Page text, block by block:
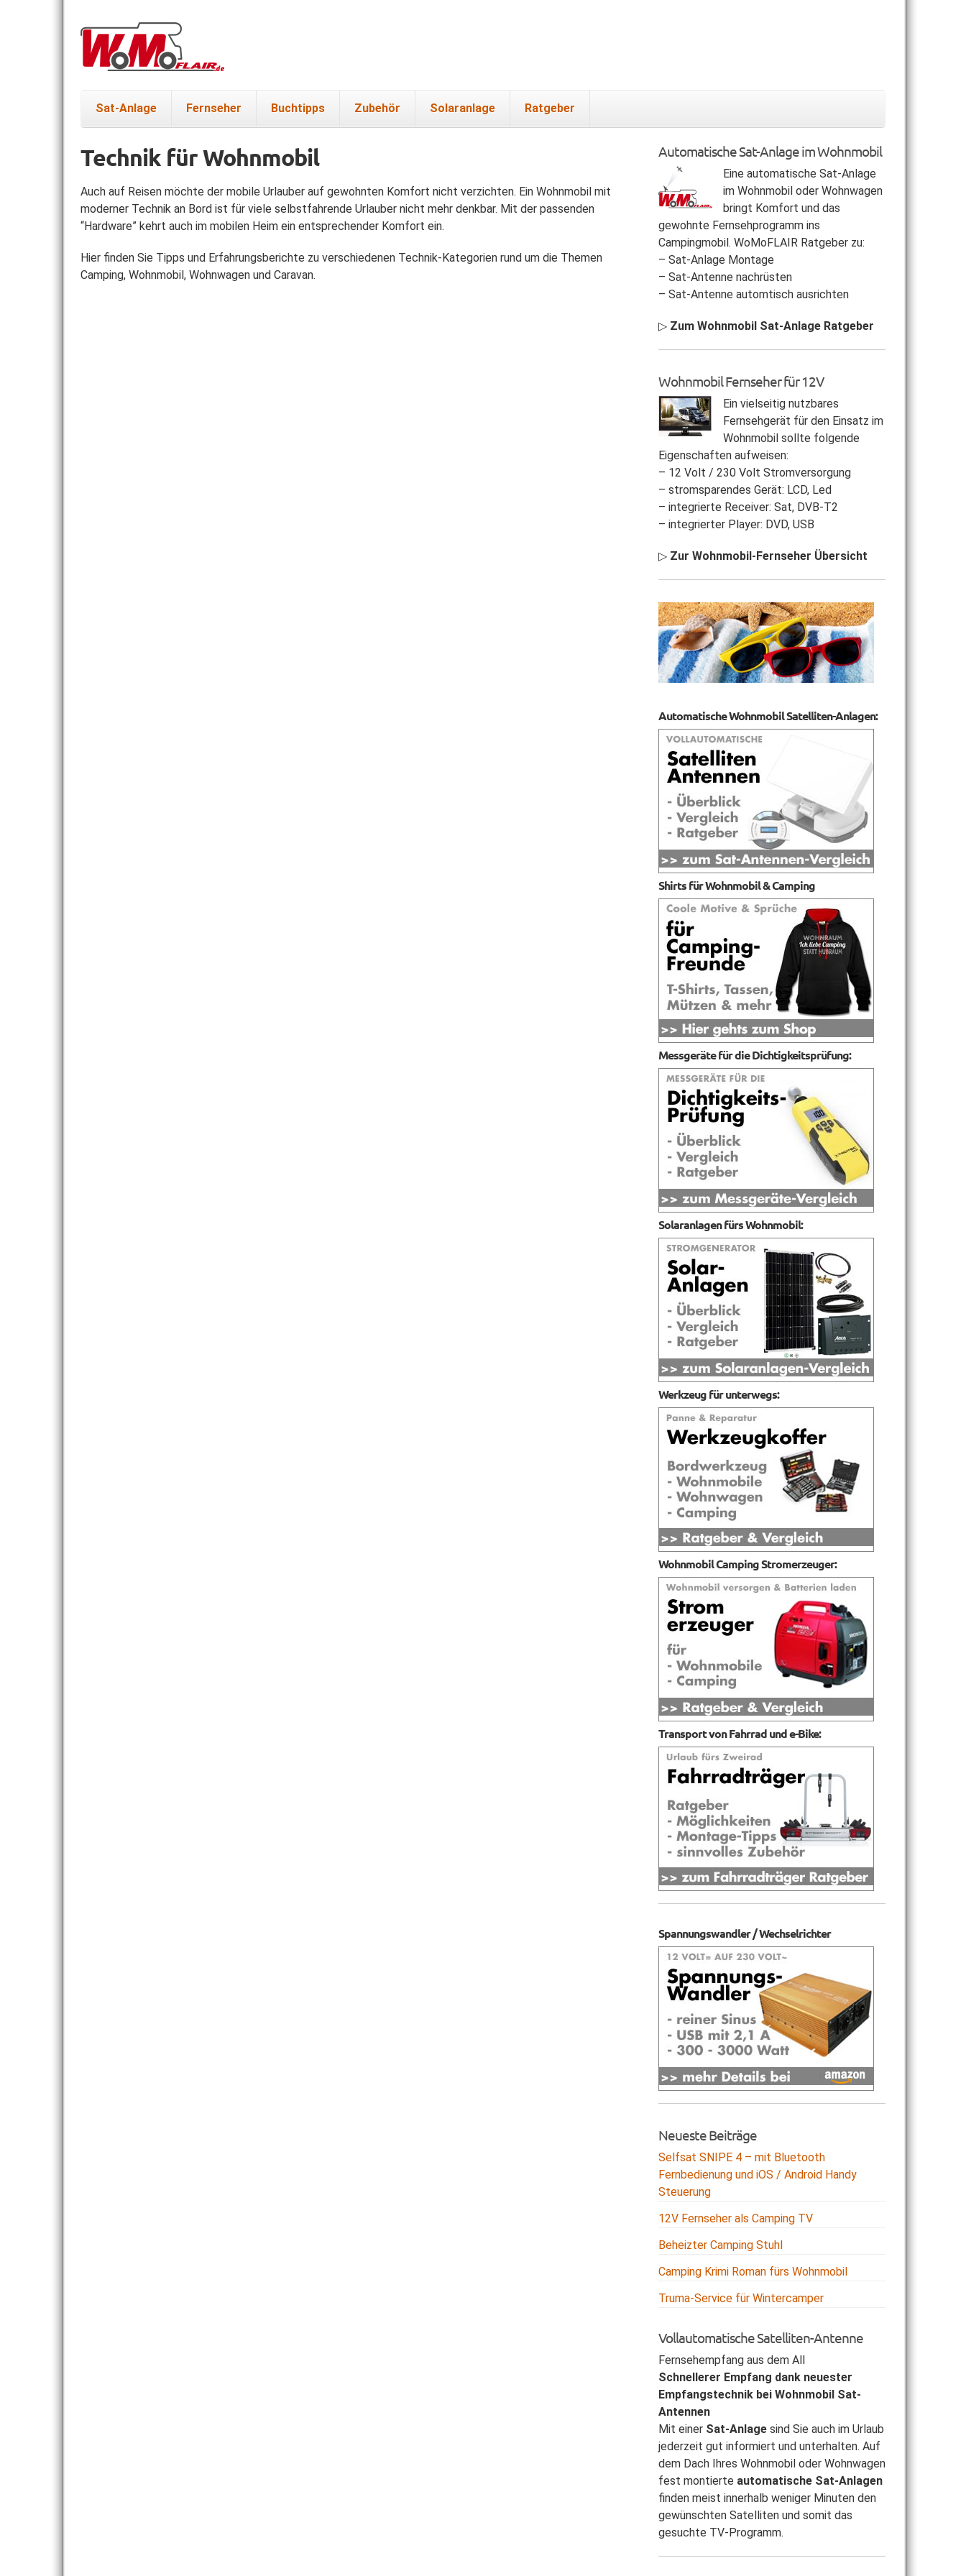
Sat-Anlage Fernseher Buchtipps Zubehör Solaranlage Ratgeber
Technik für Wohnmobil
Auch auf Reisen möchte der mobile Urlauber auf gewohnten Komfort nicht verzichten. Ein Wohnmobil mit
moderner Technik an Bord ist für viele selbstfahrende Urlauber nicht mehr denkbar. Mit der passenden
“Hardware” kehrt auch im mobilen Heim ein entsprechender Komfort ein.
Hier finden Sie Tipps und Erfahrungsberichte zu verschiedenen Technik-Kategorien rund um die Themen
Camping, Wohnmobil, Wohnwagen und Caravan.
Automatische Sat-Anlage im Wohnmobil
Eine automatische Sat-Anlage
im Wohnmobil oder Wohnwagen
bringt Komfort und das
gewohnte Fernsehprogramm ins
Campingmobil. WoMoFLAIR Ratgeber zu:
– Sat-Anlage Montage
– Sat-Antenne nachrüsten
– Sat-Antenne automtisch ausrichten
▷ Zum Wohnmobil Sat-Anlage Ratgeber
Wohnmobil Fernseher für 12V
Ein vielseitig nutzbares
Fernsehgerät für den Einsatz im
Wohnmobil sollte folgende
Eigenschaften aufweisen:
– 12 Volt / 230 Volt Stromversorgung
– stromsparendes Gerät: LCD, Led
– integrierte Receiver: Sat, DVB-T2
– integrierter Player: DVD, USB
▷ Zur Wohnmobil-Fernseher Übersicht
Automatische Wohnmobil Satelliten-Anlagen:
Shirts für Wohnmobil & Camping
Messgeräte für die Dichtigkeitsprüfung:
Solaranlagen fürs Wohnmobil:
Werkzeug für unterwegs:
Wohnmobil Camping Stromerzeuger:
Transport von Fahrrad und e-Bike:
Spannungswandler / Wechselrichter
Neueste Beiträge
Selfsat SNIPE 4 – mit Bluetooth
Fernbedienung und iOS / Android Handy
Steuerung
12V Fernseher als Camping TV
Beheizter Camping Stuhl
Camping Krimi Roman fürs Wohnmobil
Truma-Service für Wintercamper
Vollautomatische Satelliten-Antenne
Fernsehempfang aus dem All
Schnellerer Empfang dank neuester
Empfangstechnik bei Wohnmobil Sat-
Antennen
Mit einer Sat-Anlagesind Sie auch im Urlaub
jederzeit gut informiert und unterhalten. Auf
dem Dach Ihres Wohnmobil oder Wohnwagen
fest montierte automatische Sat-Anlagen
finden meist innerhalb weniger Minuten den
gewünschten Satelliten und somit das
gesuchte TV-Programm.